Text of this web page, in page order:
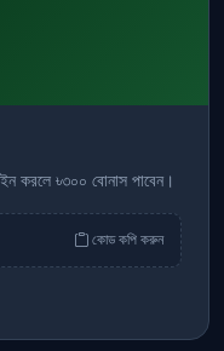
৳৩০০ বোনাস পাবেন।
কোড কপি করুন